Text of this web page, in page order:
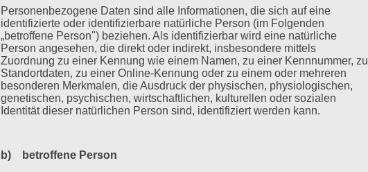
Personenbezogene Daten sind alle Informationen, die sich auf eine
identifizierte oder identifizierbare natürliche Person (im Folgenden
„betroffene Person") beziehen. Als identifizierbar wird eine natürliche
Person angesehen, die direkt oder indirekt, insbesondere mittels
Zuordnung zu einer Kennung wie einem Namen, zu einer Kennnummer, zu
Standortdaten, zu einer Online-Kennung oder zu einem oder mehreren
besonderen Merkmalen, die Ausdruck der physischen, physiologischen,
genetischen, psychischen, wirtschaftlichen, kulturellen oder sozialen
Identität dieser natürlichen Person sind, identifiziert werden kann.
b) betroffene Person